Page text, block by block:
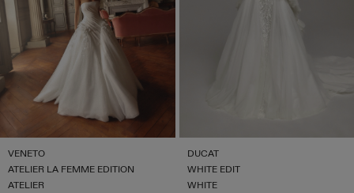
VENETO
ATELIER LA FEMME EDITION
ATELIER
DUCAT
WHITE EDIT
WHITE